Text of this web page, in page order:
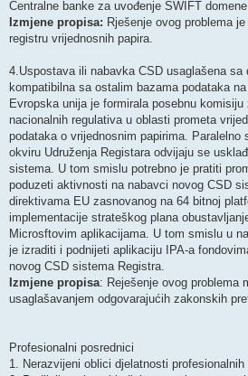
Centralne banke za uvođenje SWIFT
Izmjene propisa: Rješenje ovog problema
registru vrijednosnih papira.
4.Uspostava ili nabavka CSD usaglašena sa
kompatibilna sa ostalim bazama podataka
Evropska unija je formirala posebnu
nacionalnih regulativa u oblasti prometa
podataka o vrijednosnim papirima.
okviru Udruženja Registara odvijaju se
sistema. U tom smislu potrebno je pratiti
poduzeti aktivnosti na nabavci novog CSD
direktivama EU zasnovanog na 64 bitnoj
implementacije strateškog plana
Microsftovim aplikacijama. U tom smislu u
je izraditi i podnijeti aplikaciju IPA-a
novog CSD sistema Registra.
Izmjene propisa: Reješenje ovog problema
usaglašavanjem odgovarajućih zakonskih
Profesionalni posrednici
1. Nerazvijeni oblici djelatnosti profesionalnih